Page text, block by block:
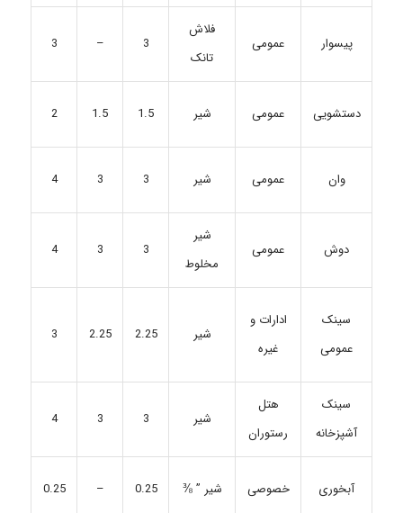
پیسوار عمومی
فلاش
تانک
3
–
3
دستشویی عمومی شیر 1.5
1.5
2
وان عمومی شیر 3
3
4
دوش عمومی
شیر
مخلوط
3
3
4
سینک
عمومی
ادارات و
غیره
شیر 2.25
2.25
3
سینک
آشپزخانه
هتل
رستوران
شیر 3
3
4
آبخوری خصوصی شیر ” ⅜ 0.25
–
0.25